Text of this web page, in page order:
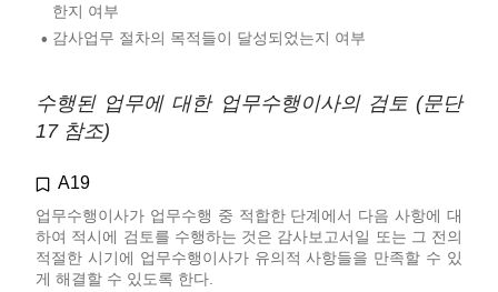
한지 여부
• 감사업무 절차의 목적들이 달성되었는지 여부
수행된 업무에 대한 업무수행이사의 검토 (문단
17 참조)
A19
업무수행이사가 업무수행 중 적합한 단계에서 다음 사항에 대
하여 적시에 검토를 수행하는 것은 감사보고서일 또는 그 전의
적절한 시기에 업무수행이사가 유의적 사항들을 만족할 수 있
게 해결할 수 있도록 한다.